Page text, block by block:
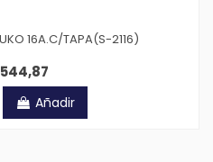
16A.C/TAPA(S-2116)
Añadir